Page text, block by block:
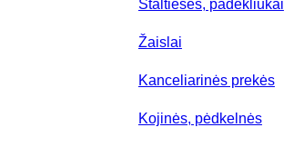
Staltiesės, padėkliukai
Žaislai
Kanceliarinės prekės
Kojinės, pėdkelnės